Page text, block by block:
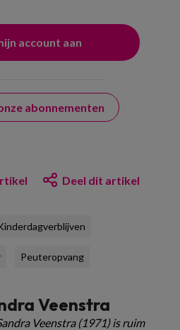
abonnementen
Deel dit artikel
Peuteropvang
Veenstra
Veenstra (1971) is ruim